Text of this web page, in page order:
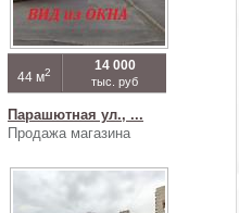
44 м2 14 000
тыс. руб
Парашютная ул., ...
Продажа магазина